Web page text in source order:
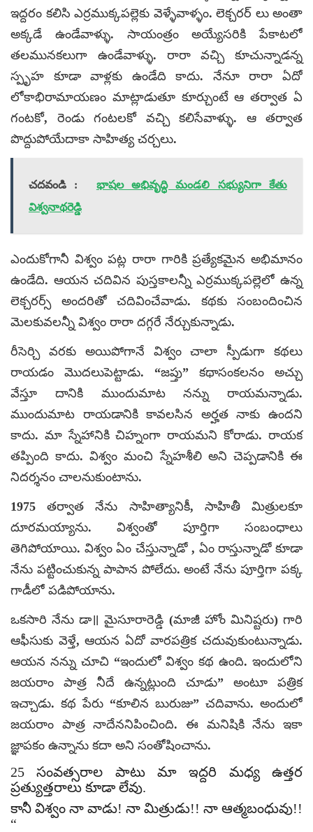
ఇద్దరం కలిసి ఎర్రముక్కపల్లెకు వెళ్ళేవాళ్ళం. లెక్చరర్ లు అంతా
అక్కడే ఉండేవాళ్ళు. సాయంత్రం అయ్యేసరికి పేకాటలో
తలమునకలుగా ఉండేవాళ్ళు. రారా వచ్చి కూచున్నాడన్న
స్పృహ కూడా వాళ్లకు ఉండేది కాదు. నేనూ రారా ఏదో
లోకాభిరామాయణం మాట్లాడుతూ కూర్చుంటే ఆ తర్వాత ఏ
గంటకో, రెండు గంటలకో వచ్చి కలిసేవాళ్ళు. ఆ తర్వాత
పొద్దుపోయేదాకా సాహిత్య చర్చలు.
చదవండి :
భాషల అభివృద్ధి మండలి సభ్యునిగా కేతు
విశ్వనాథరెడ్డి
ఎందుకోగానీ విశ్వం పట్ల రారా గారికి ప్రత్యేకమైన అభిమానం
ఉండేది. ఆయన చదివిన పుస్తకాలన్నీ ఎర్రముక్కపల్లెలో ఉన్న
లెక్చరర్స్ అందరితో చదివించేవాడు. కథకు సంబందించిన
మెలకువలన్నీ విశ్వం రారా దగ్గరే నేర్చుకున్నాడు.
రీసెర్చి వరకు అయిపోగానే విశ్వం చాలా స్పీడుగా కథలు
రాయడం మొదలుపెట్టాడు. “జప్తు” కథాసంకలనం అచ్చు
వేస్తూ దానికి ముందుమాట నన్ను రాయమన్నాడు.
ముందుమాట రాయడానికి కావలసిన అర్హత నాకు ఉందని
కాదు. మా స్నేహానికి చిహ్నంగా రాయమని కోరాడు. రాయక
తప్పింది కాదు. విశ్వం మంచి స్నేహశీలి అని చెప్పడానికి ఈ
నిదర్శనం చాలనుకుంటాను.
1975 తర్వాత నేను సాహిత్యానికీ, సాహితీ మిత్రులకూ
దూరమయ్యాను. విశ్వంతో పూర్తిగా సంబంధాలు
తెగిపోయాయి. విశ్వం ఏం చేస్తున్నాడో , ఏం రాస్తున్నాడో కూడా
నేను పట్టించుకున్న పాపాన పోలేదు. అంటే నేను పూర్తిగా పక్క
గాడీలో పడిపోయాను.
ఒకసారి నేను డా॥ మైసూరారెడ్డి (మాజీ హోం మినిష్టరు) గారి
ఆఫీసుకు వెళ్తే, ఆయన ఏదో వారపత్రిక చదువుకుంటున్నాడు.
ఆయన నన్ను చూచి “ఇందులో విశ్వం కథ ఉంది. ఇందులోని
జయరాం పాత్ర నీదే ఉన్నట్లుంది చూడు” అంటూ పత్రిక
ఇచ్చాడు. కథ పేరు “కూలిన బురుజు” చదివాను. అందులో
జయరాం పాత్ర నాదేననిపించింది. ఈ మనిషికి నేను ఇకా
జ్ఞాపకం ఉన్నాను కదా అని సంతోషించాను.
25 సంవత్సరాల పాటు మా ఇద్దరి మధ్య ఉత్తర
ప్రత్యుత్తరాలు కూడా లేవు.
కానీ విశ్వం నా వాడు! నా మిత్రుడు!! నా ఆత్మబంధువు!!
“